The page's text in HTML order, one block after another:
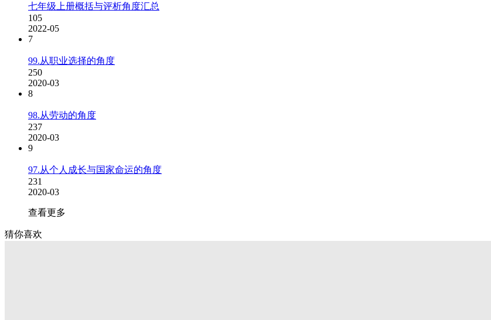
七年级上册概括与评析角度汇总
105
2022-05
7
99.从职业选择的角度
250
2020-03
8
98.从劳动的角度
237
2020-03
9
97.从个人成长与国家命运的角度
231
2020-03
查看更多
猜你喜欢